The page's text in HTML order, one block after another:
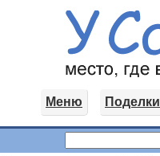
Меню Поделки